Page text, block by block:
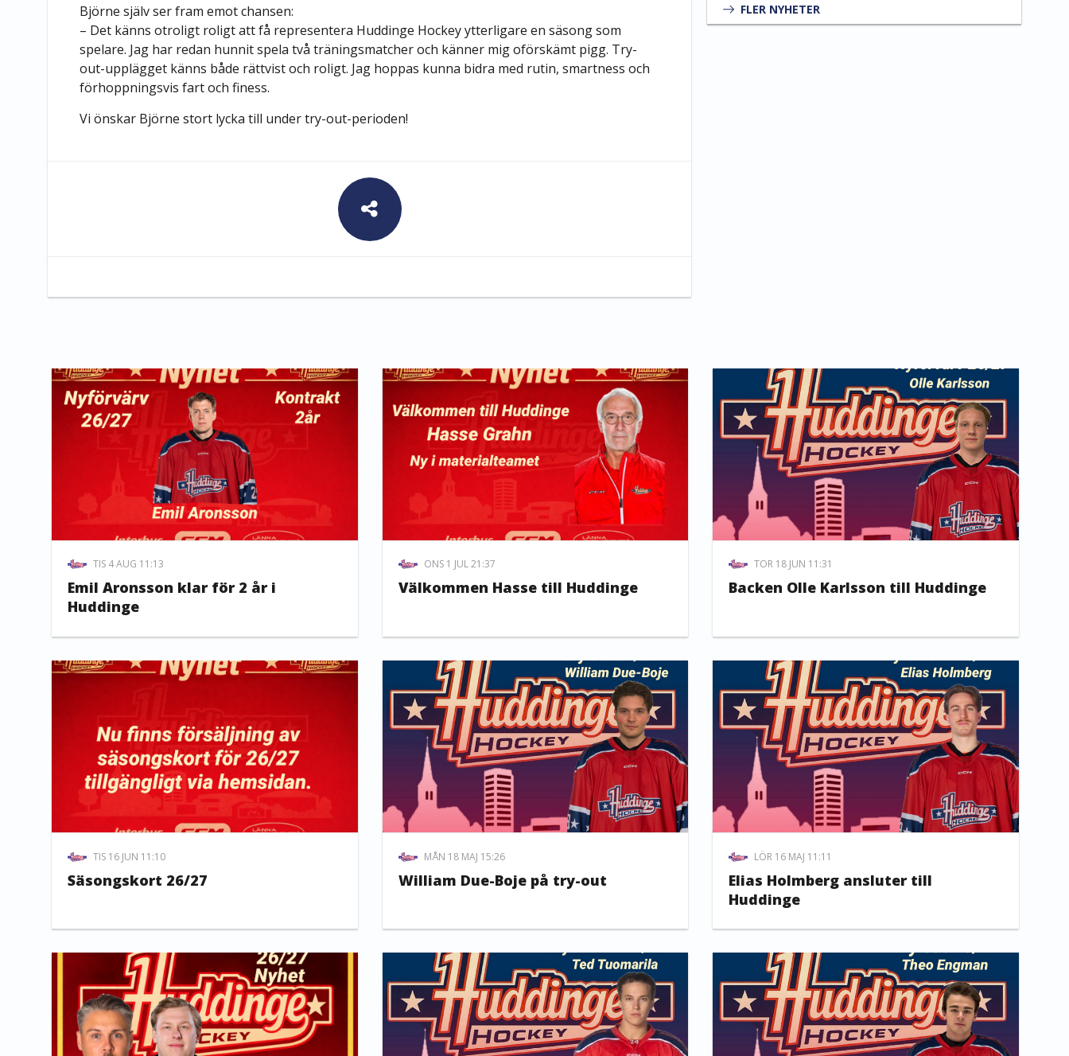
Björne själv ser fram emot chansen:
– Det känns otroligt roligt att få representera Huddinge Hockey ytterligare en säsong som
spelare. Jag har redan hunnit spela två träningsmatcher och känner mig oförskämt pigg. Try-
out-upplägget känns både rättvist och roligt. Jag hoppas kunna bidra med rutin, smartness och
förhoppningsvis fart och finess.
Vi önskar Björne stort lycka till under try-out-perioden!
FLER NYHETER
TIS 4 AUG 11:13
Emil Aronsson klar för 2 år i
Huddinge
ONS 1 JUL 21:37
Välkommen Hasse till Huddinge
TOR 18 JUN 11:31
Backen Olle Karlsson till Huddinge
TIS 16 JUN 11:10
Säsongskort 26/27
MÅN 18 MAJ 15:26
William Due-Boje på try-out
LÖR 16 MAJ 11:11
Elias Holmberg ansluter till
Huddinge